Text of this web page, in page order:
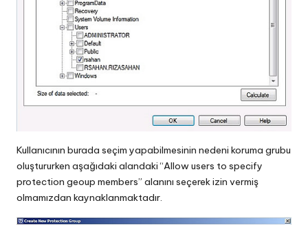
Kullanıcının burada seçim yapabilmesinin nedeni koruma grubu
oluştururken aşağıdaki alandaki “Allow users to specify
protection geoup members” alanını seçerek izin vermiş
olmamızdan kaynaklanmaktadır.